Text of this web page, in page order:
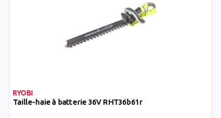
RYOBI
Taille-haie à batterie 36V RHT36b61r